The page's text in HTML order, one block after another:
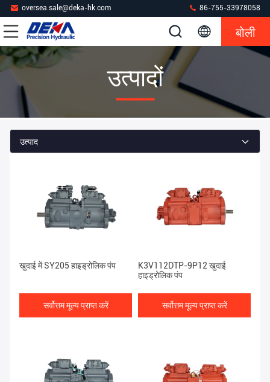
oversea.sale@deka-hk.com 86-755-33978058
बोली
उत्पादों
उत्पाद
खुदाई में SY205 हाइड्रोलिक पंप
सर्वोत्तम मूल्य प्राप्त करें
K3V112DTP-9P12 खुदाई
हाइड्रोलिक पंप
सर्वोत्तम मूल्य प्राप्त करें